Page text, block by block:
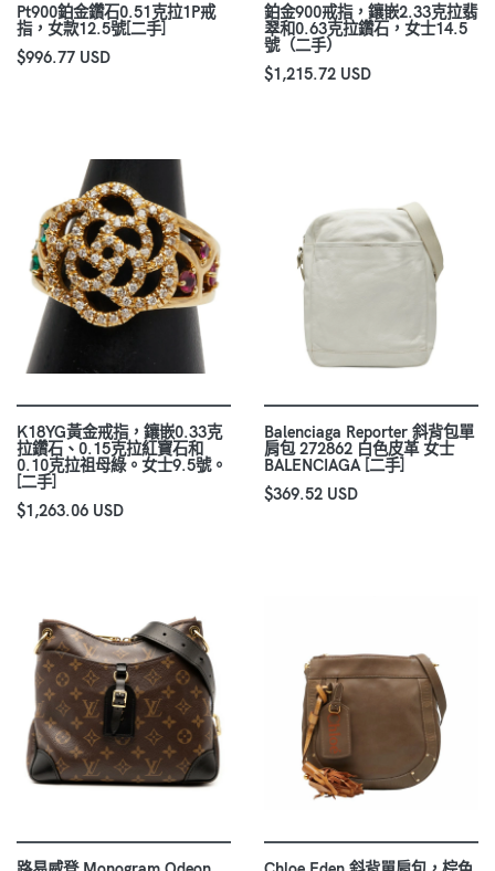
Pt900鉑金鑽石0.51克拉1P戒
指，女款12.5號[二手]
$996.77 USD
鉑金900戒指，鑲嵌2.33克拉翡
翠和0.63克拉鑽石，女士14.5
號（二手）
$1,215.72 USD
K18YG黃金戒指，鑲嵌0.33克
拉鑽石、0.15克拉紅寶石和
0.10克拉祖母綠。女士9.5號。
[二手]
$1,263.06 USD
Balenciaga Reporter 斜背包單
肩包 272862 白色皮革 女士
BALENCIAGA [二手]
$369.52 USD